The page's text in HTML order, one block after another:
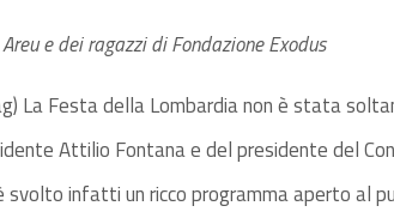
e dei ragazzi di Fondazione Exodus
La Festa della Lombardia non è stata
Attilio Fontana e del presidente del
infatti un ricco programma aperto al